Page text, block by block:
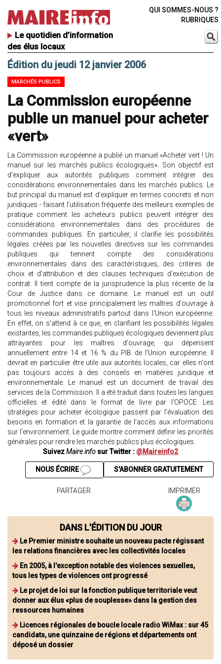
Le quotidien d’information
des élus locaux
QUI SOMMES-NOUS ?
RUBRIQUES
Édition du jeudi 12 janvier 2006
MARCHÉS PUBLICS
La Commission européenne
publie un manuel pour acheter
«vert»
La Commission européenne a publié un manuel «Acheter vert ! Un
manuel sur les marchés publics écologiques». Son objectif est
d'expliquer aux autorités publiques comment intégrer des
considérations environnementales dans les marchés publics. Le
but principal du manuel est d'expliquer en termes concrets et non
juridiques - faisant l'utilisation fréquente des meilleurs exemples de
pratique comment les acheteurs publics peuvent intégrer des
considérations environnementales dans des procédures de
commandes publiques. En particulier, il clarifie les possibilités
légales créées par les nouvelles directives sur les commandes
publiques qui tiennent compte des considérations
environnementales dans des caractéristiques, des critères de
choix et d'attribution et des clauses techniques d'exécution de
contrat. Il tient compte de la jurisprudence la plus récente de la
Cour de Justice dans ce domaine. Le manuel est un outil
promotionnel fort et vise principalement les maîtres d'ouvrage à
tous les niveaux administratifs partout dans l'Union européenne.
En effet, on s'attend à ce que, en clarifiant les possibilités légales
existantes, les commandes publiques écologiques deviennent plus
attrayantes pour les maîtres d'ouvrage, qui dépensent
annuellement entre 14 et 16 % du PIB de l’Union européenne. Il
devrait en particulier être utile aux autorités locales, car elles n'ont
pas toujours accès à des conseils en matières juridique et
environnementale. Le manuel est un document de travail des
services de la Commission. Il a été traduit dans toutes les langues
officielles et édité dans le format de livre par l'OPOCE. Les
stratégies pour acheter écologique passent par l’évaluation des
besoins en formation et la garantie de l’accès aux informations
sur l’environnement. Le guide montre comment définir les priorités
générales pour rendre les marchés publics plus écologiques.
SuivezMaire info sur Twitter : @Maireinfo2
S'ABONNER GRATUITEMENT
NOUS ÉCRIRE
PARTAGER IMPRIMER
DANS L'ÉDITION DU JOUR
Le Premier ministre souhaite un nouveau pacte régissant
les relations financières avec les collectivités locales
En 2005, à l'exception notable des violences sexuelles,
tous les types de violences ont progressé
Le projet de loi sur la fonction publique territoriale veut
donner aux élus «plus de souplesse» dans la gestion des
ressources humaines
Licences régionales de boucle locale radio WiMax : sur 45
candidats, une quinzaine de régions et départements ont
déposé un dossier